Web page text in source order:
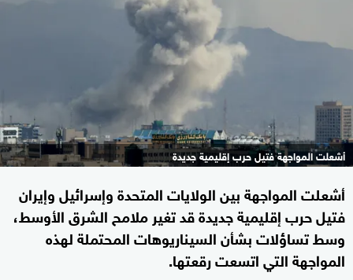
أشعلت المواجهة فتيل حرب إقليمية جديدة
أشعلت المواجهة بين الولايات المتحدة وإسرائيل وإيران
فتيل حرب إقليمية جديدة قد تغير ملامح الشرق الأوسط،
وسط تساؤلات بشأن السيناريوهات المحتملة لهذه
المواجهة التي اتسعت رقعتها.